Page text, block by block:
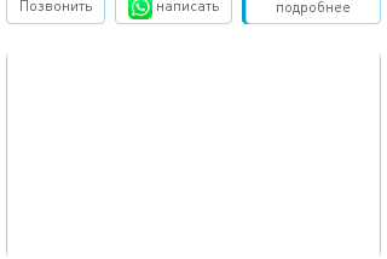
подробнее
Позвонить написать Забронировать